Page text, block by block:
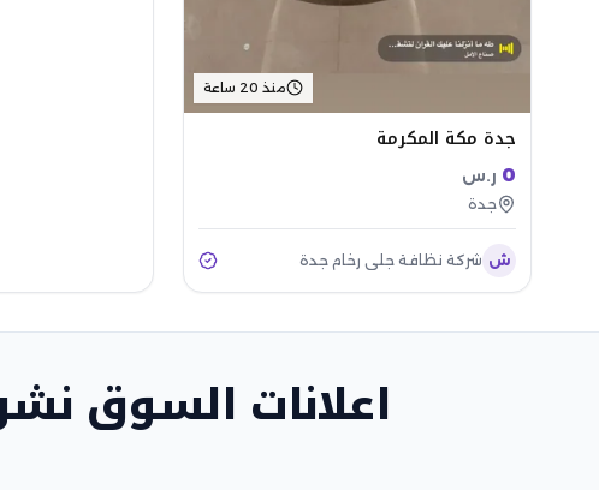
منذ 20 ساعة
جدة مكة المكرمة
0 ر.س
جدة
ش شركة نظافة جلي رخام جدة
اعلانات السوق